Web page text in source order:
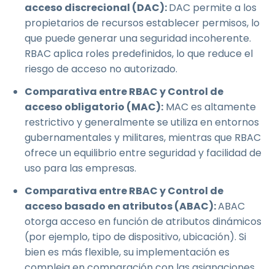
acceso discrecional (DAC):DAC permite a los
propietarios de recursos establecer permisos, lo
que puede generar una seguridad incoherente.
RBAC aplica roles predefinidos, lo que reduce el
riesgo de acceso no autorizado.
Comparativa entre RBAC y Control de
acceso obligatorio (MAC): MAC es altamente
restrictivo y generalmente se utiliza en entornos
gubernamentales y militares, mientras que RBAC
ofrece un equilibrio entre seguridad y facilidad de
uso para las empresas.
Comparativa entre RBAC y Control de
acceso basado en atributos (ABAC):ABAC
otorga acceso en función de atributos dinámicos
(por ejemplo, tipo de dispositivo, ubicación). Si
bien es más flexible, su implementación es